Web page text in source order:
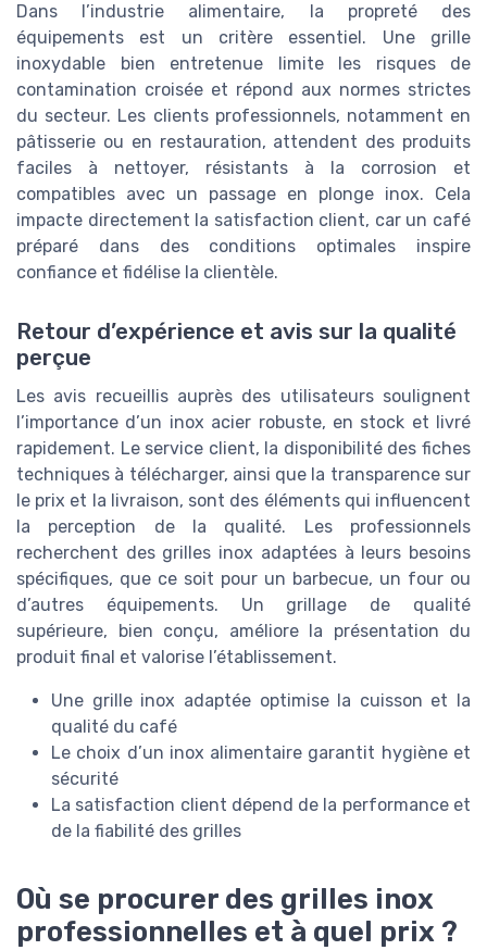
Dans l’industrie alimentaire, la propreté des
équipements est un critère essentiel. Une grille
inoxydable bien entretenue limite les risques de
contamination croisée et répond aux normes strictes
du secteur. Les clients professionnels, notamment en
pâtisserie ou en restauration, attendent des produits
faciles à nettoyer, résistants à la corrosion et
compatibles avec un passage en plonge inox. Cela
impacte directement la satisfaction client, car un café
préparé dans des conditions optimales inspire
confiance et fidélise la clientèle.
Retour d’expérience et avis sur la qualité
perçue
Les avis recueillis auprès des utilisateurs soulignent
l’importance d’un inox acier robuste, en stock et livré
rapidement. Le service client, la disponibilité des fiches
techniques à télécharger, ainsi que la transparence sur
le prix et la livraison, sont des éléments qui influencent
la perception de la qualité. Les professionnels
recherchent des grilles inox adaptées à leurs besoins
spécifiques, que ce soit pour un barbecue, un four ou
d’autres équipements. Un grillage de qualité
supérieure, bien conçu, améliore la présentation du
produit final et valorise l’établissement.
Une grille inox adaptée optimise la cuisson et la
qualité du café
Le choix d’un inox alimentaire garantit hygiène et
sécurité
La satisfaction client dépend de la performance et
de la fiabilité des grilles
Où se procurer des grilles inox
professionnelles et à quel prix ?